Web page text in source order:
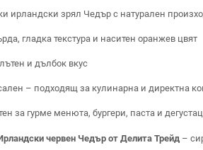
ирландски зрял Чедър с натурален
гладка текстура и наситен оранжев цвят
и дълбок вкус
– подходящ за кулинарна и директна
за гурме менюта, бургери, паста и
червен Чедър от Делита Трейд –